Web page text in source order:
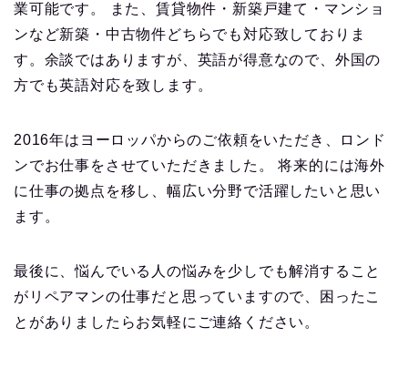
業可能です。 また、賃貸物件・新築戸建て・マンショ
ンなど新築・中古物件どちらでも対応致しておりま
す。余談ではありますが、英語が得意なので、外国の
方でも英語対応を致します。
2016年はヨーロッパからのご依頼をいただき、ロンド
ンでお仕事をさせていただきました。 将来的には海外
に仕事の拠点を移し、幅広い分野で活躍したいと思い
ます。
最後に、悩んでいる人の悩みを少しでも解消すること
がリペアマンの仕事だと思っていますので、困ったこ
とがありましたらお気軽にご連絡ください。